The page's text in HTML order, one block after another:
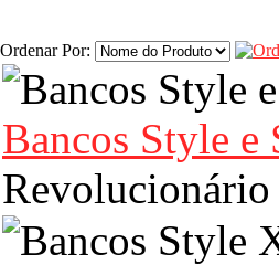
Ordenar Por:
Bancos Style e